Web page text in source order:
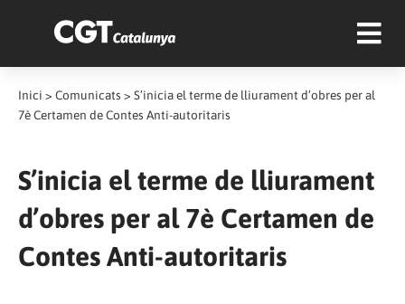
Inici > Comunicats > S’inicia el terme de lliurament d’obres per al
7è Certamen de Contes Anti-autoritaris
S’inicia el terme de lliurament
d’obres per al 7è Certamen de
Contes Anti-autoritaris